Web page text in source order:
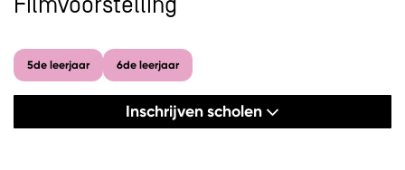
Filmvoorstelling
5de leerjaar 6de leerjaar
Inschrijven scholen